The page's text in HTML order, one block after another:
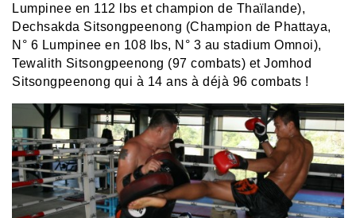
Lumpinee en 112 lbs et champion de Thaïlande),
Dechsakda Sitsongpeenong (Champion de Phattaya,
N° 6 Lumpinee en 108 lbs, N° 3 au stadium Omnoi),
Tewalith Sitsongpeenong (97 combats) et Jomhod
Sitsongpeenong qui à 14 ans à déjà 96 combats !